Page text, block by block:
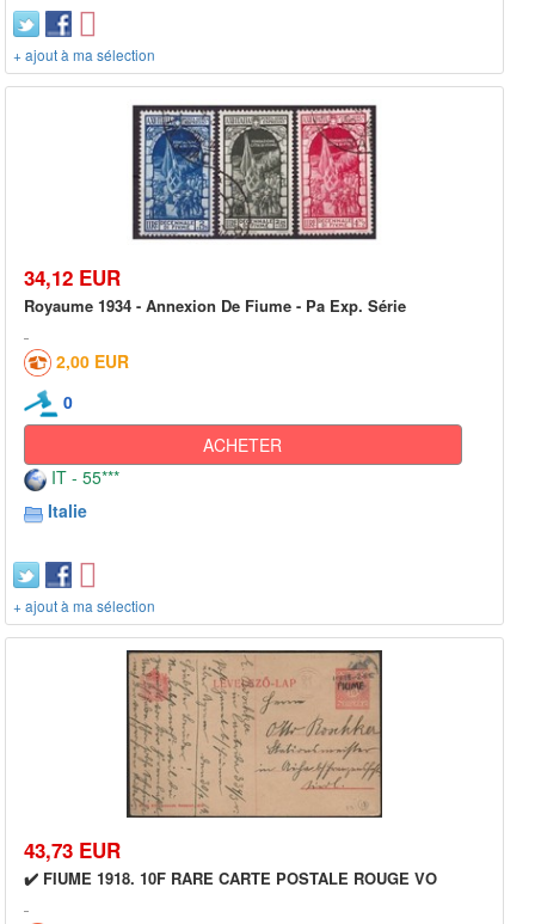
+ ajout à ma sélection
34,12 EUR
Royaume 1934 - Annexion De Fiume - Pa Exp. Série
2,00 EUR
0
ACHETER
IT - 55***
Italie
+ ajout à ma sélection
43,73 EUR
✔️ FIUME 1918. 10F RARE CARTE POSTALE ROUGE VO